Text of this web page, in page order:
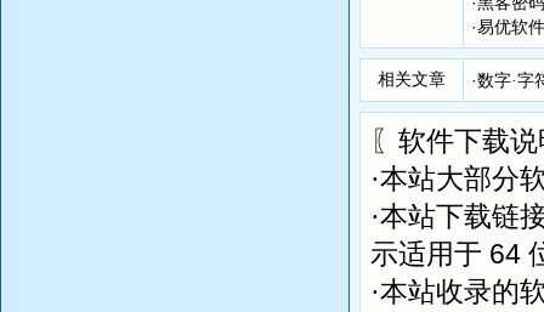
软件内
e.英
软件内
f.拼音
生成任
2、分
当字典
果每个
3、排
·易优软
相关文章 ·数字·字
〖软件下载
·本站大部分
·本站下载链
示适用于 64
·本站收录的